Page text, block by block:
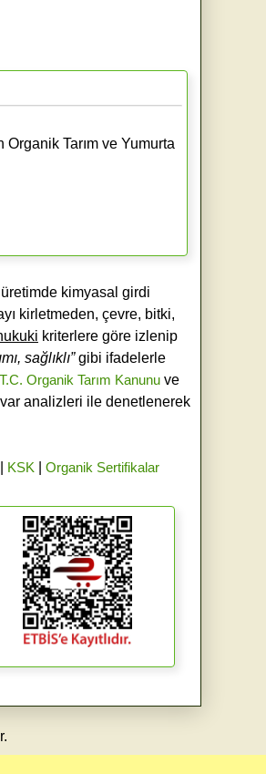
Tarım ve Yumurta
kimyasal girdi
kirletmeden, çevre, bitki,
kriterlere göre izlenip
sağlıklı”gibi ifadelerle
T.C. Organik Tarım Kanunuve
analizleri ile denetlenerek
KSK Organik Sertifikalar